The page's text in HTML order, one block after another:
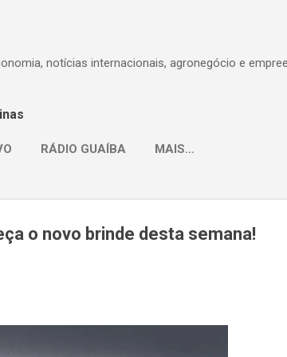
notícias internacionais, agronegócio e
RÁDIO GUAÍBA MAIS…
o novo brinde desta semana!